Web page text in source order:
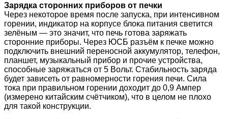
Зарядка сторонних приборов от печки
Через некоторое время после запуска, при интенсивном
горении, индикатор на корпусе блока питания светится
зелёным — это значит, что печь готова заряжать
сторонние приборы. Через ЮСБ разъём к печке можно
подключить внешний переносной аккумулятор, телефон,
планшет, музыкальный прибор и прочие устройства,
способные заряжаться от 5 Вольт. Стабильность заряда
будет зависеть от равномерности горения печи. Сила
тока при правильном горении доходит до 0,9 Ампер
(измерено китайским счётчиком), что в целом не плохо
для такой конструкции.